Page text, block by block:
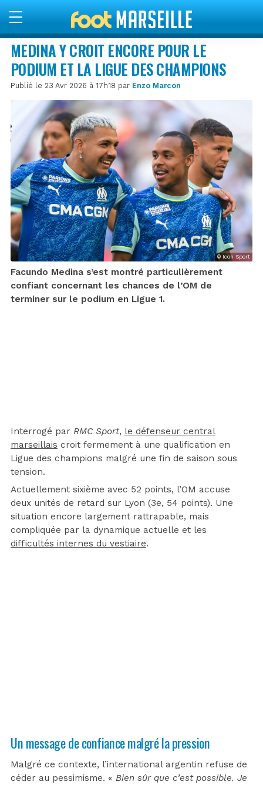
MEDINA Y CROIT ENCORE POUR LE
PODIUM ET LA LIGUE DES CHAMPIONS
Publié le 23 Avr 2026 à 17h18 par Enzo Marcon
© Icon Sport
Facundo Medina s’est montré particulièrement
confiant concernant les chances de l’OM de
terminer sur le podium en Ligue 1.
Interrogé par RMC Sport, le défenseur central
marseillais croit fermement à une qualification en
Ligue des champions malgré une fin de saison sous
tension.
Actuellement sixième avec 52 points, l’OM accuse
deux unités de retard sur Lyon (3e, 54 points). Une
situation encore largement rattrapable, mais
compliquée par la dynamique actuelle et les
difficultés internes du vestiaire.
Un message de confiance malgré la pression
Malgré ce contexte, l’international argentin refuse de
céder au pessimisme. « Bien sûr que c’est possible. Je